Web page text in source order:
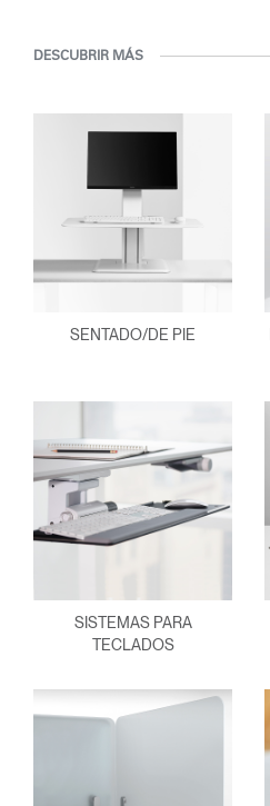
DESCUBRIR MÁS
SENTADO/DE PIE
SISTEMAS PARA
TECLADOS